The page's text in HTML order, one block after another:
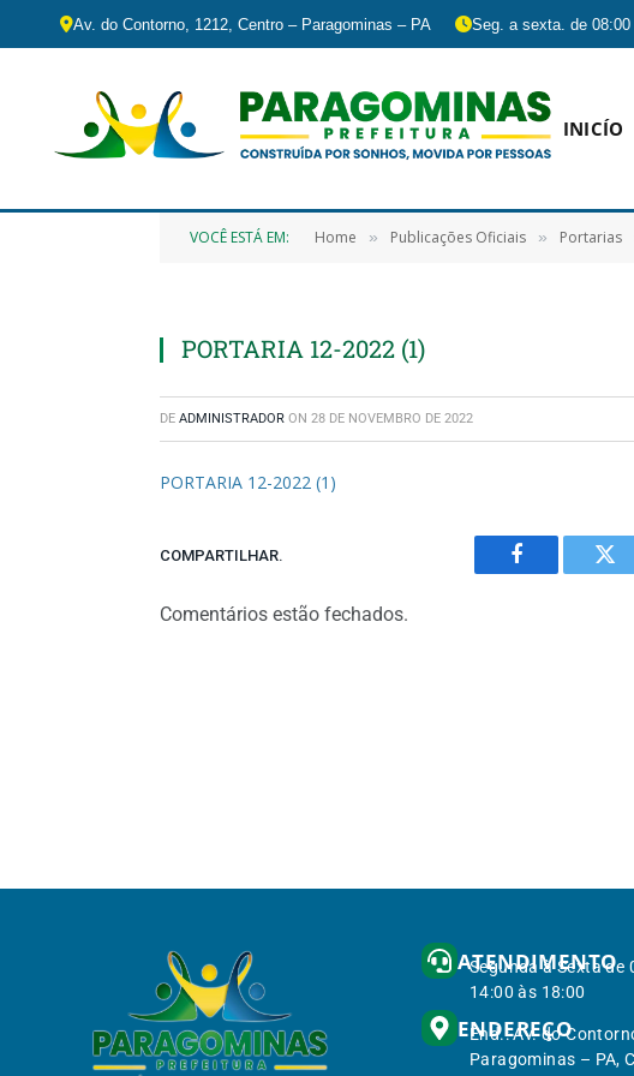
Av. do Contorno, 1212, Centro – Paragominas – PA Seg. a sexta. de
INICÍO
VOCÊ ESTÁ EM: Home » Publicações Oficiais » Portarias
PORTARIA 12-2022 (1)
DE ADMINISTRADOR ON 28 DE NOVEMBRO DE 2022
PORTARIA 12-2022 (1)
COMPARTILHAR.
Facebook
Comentários estão fechados.
ATENDIMENTO
Segunda à Sexta de
14:00 às 18:00
ENDEREÇO
End.: Av. do
Paragominas – PA,